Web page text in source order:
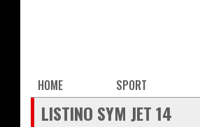
Main
navigation
HOME SPORT
LISTINO SYM JET 14